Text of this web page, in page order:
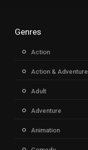
Genres
Action
Action & Adventure
Adult
Adventure
Animation